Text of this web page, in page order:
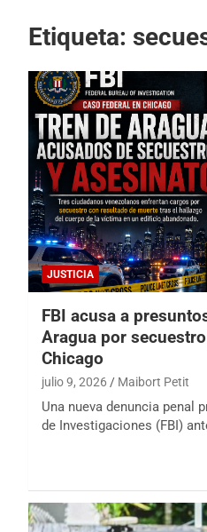
Etiqueta:
JUSTICIA
FBI acusa a
Aragua por
Chicago
julio 9, 2026 Maibort Petit
Una nueva denuncia penal
de Investigaciones (FBI)